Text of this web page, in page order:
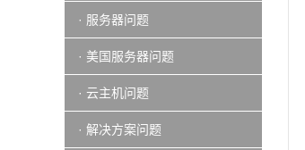
· 服务器问题
· 美国服务器问题
· 云主机问题
· 解决方案问题